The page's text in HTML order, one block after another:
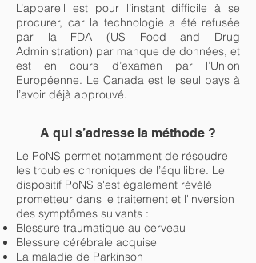
L’appareil est pour l’instant difficile à se
procurer, car la technologie a été refusée
par la FDA (US Food and Drug
Administration) par manque de données, et
est en cours d’examen par l’Union
Européenne. Le Canada est le seul pays à
l’avoir déjà approuvé.
A qui s’adresse la méthode ?
Le PoNS permet notamment de résoudre
les troubles chroniques de l’équilibre. Le
dispositif PoNS s'est également révélé
prometteur dans le traitement et l'inversion
des symptômes suivants :
Blessure traumatique au cerveau
Blessure cérébrale acquise
La maladie de Parkinson